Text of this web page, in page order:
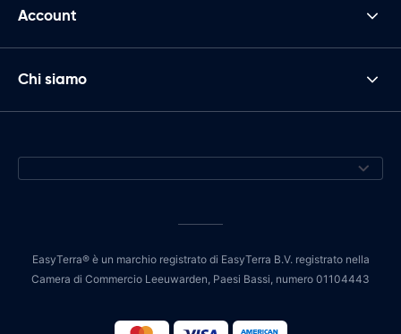
Account
Chi siamo
EasyTerra® è un marchio registrato di EasyTerra B.V. registrato nella
Camera di Commercio Leeuwarden, Paesi Bassi, numero 01104443